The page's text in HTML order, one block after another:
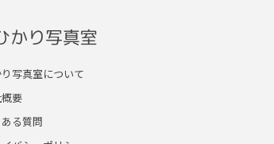
かり写真室
写真室について
要
る質問